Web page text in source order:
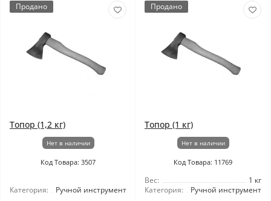
Продано
Топор (1,2 кг)
Нет в наличии
Код Товара: 3507
Категория: Ручной инструмент
Продано
Топор (1 кг)
Нет в наличии
Код Товара: 11769
Вес:
1 кг
Категория:
Ручной инструмент